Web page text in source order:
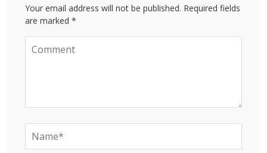
Your email address will not be published. Required fields
are marked *